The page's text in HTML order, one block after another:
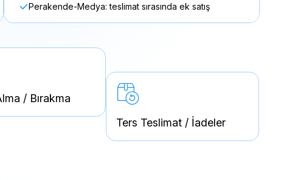
Perakende-Medya: teslimat sırasında ek satış
/ Bırakma
Ters Teslimat / İadeler